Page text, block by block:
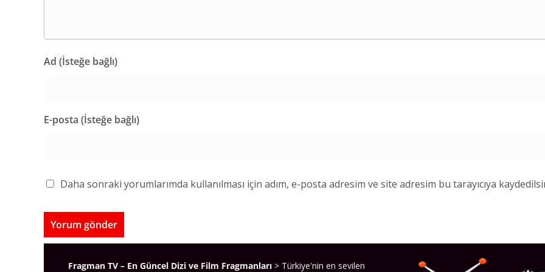
Ad (İsteğe bağlı)
E-posta (İsteğe bağlı)
Daha sonraki yorumlarımda kullanılması için adım, e-posta adresim ve site adresim bu tarayıcıya
Fragman TV – En Güncel Dizi ve Film Fragmanları > Türkiye'nin en sevilen